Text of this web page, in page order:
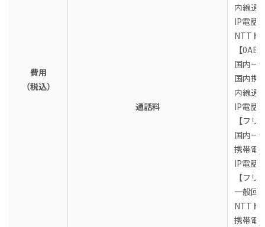
費用
（税込）
通話料
内線通
IP電話
NTTド
【
国内一
国内携
内線通
IP電話
【フ
国内一
携帯電
IP電話
【フ
一般回
NTTド
携帯電